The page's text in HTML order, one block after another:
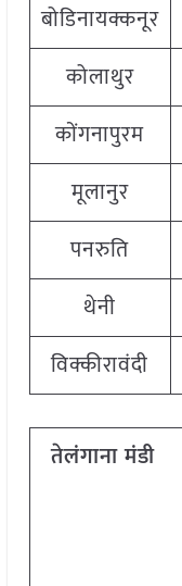
बोडिनायक्कनूर
कोलाथुर
कोंगनापुरम
मूलानुर
पनरुति
थेनी
विक्कीरावंदी
तेलंगानामंडी